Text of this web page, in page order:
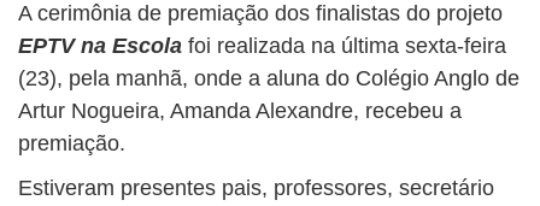
A cerimônia de premiação dos finalistas do projeto
EPTV na Escola foi realizada na última sexta-feira
(23), pela manhã, onde a aluna do Colégio Anglo de
Artur Nogueira, Amanda Alexandre, recebeu a
premiação.
Estiveram presentes pais, professores, secretário